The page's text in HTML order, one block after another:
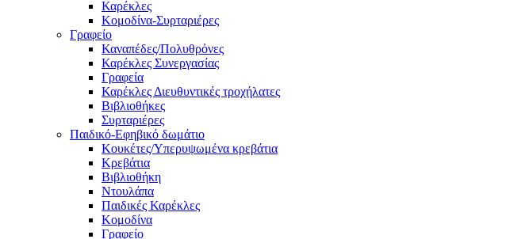
Καρέκλες
Κομοδίνα-Συρταριέρες
Γραφείο
Καναπέδες/Πολυθρὀνες
Καρέκλες Συνεργασίας
Γραφεία
Καρέκλες Διευθυντικές τροχήλατες
Βιβλιοθήκες
Συρταριέρες
Παιδικό-Εφηβικό δωμάτιο
Κουκέτες/Υπερυψωμένα κρεβάτια
Κρεβάτια
Βιβλιοθήκη
Ντουλάπα
Παιδικές Καρέκλες
Κομοδίνα
Γραφείο